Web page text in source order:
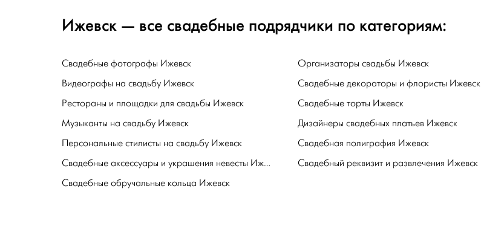
Ижевск — все свадебные подрядчики по категориям:
Свадебные фотографы Ижевск Организаторы свадьбы Ижевск
Видеографы на свадьбу Ижевск
Свадебные декораторы и флористы Ижевск
Рестораны и площадки для свадьбы Ижевск
Свадебные торты Ижевск
Музыканты на свадьбу Ижевск
Дизайнеры свадебных платьев Ижевск
Персональные стилисты на свадьбу Ижевск
Свадебная полиграфия Ижевск
Свадебные аксессуары и украшения невесты Ижевск
Свадебный реквизит и развлечения Ижевск
Свадебные обручальные кольца Ижевск